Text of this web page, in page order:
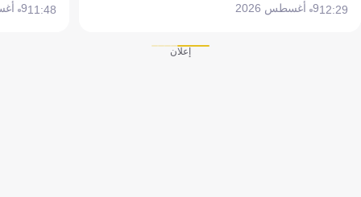
12:299 أغسطس 2026 11:489 أغسطس 2026
إعلان